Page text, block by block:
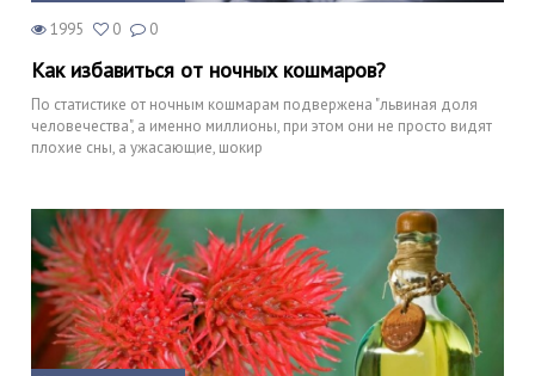
1995 0 0
Как избавиться от ночных кошмаров?
По статистике от ночным кошмарам подвержена "львиная доля
человечества", а именно миллионы, при этом они не просто видят
плохие сны, а ужасающие, шокир